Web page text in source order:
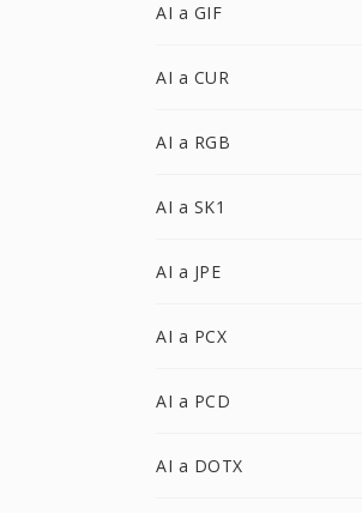
AI a GIF
AI a CUR
AI a RGB
AI a SK1
AI a JPE
AI a PCX
AI a PCD
AI a DOTX